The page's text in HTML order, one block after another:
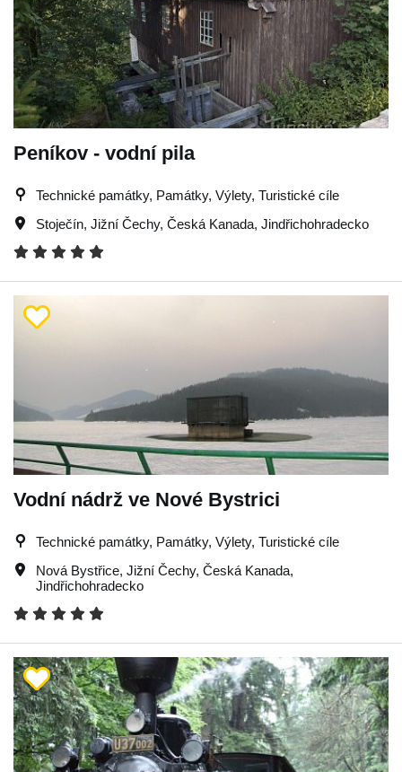
Peníkov - vodní pila
Technické památky, Památky, Výlety, Turistické cíle
Stoječín, Jižní Čechy, Česká Kanada, Jindřichohradecko
Vodní nádrž ve Nové Bystrici
Technické památky, Památky, Výlety, Turistické cíle
Nová Bystřice, Jižní Čechy, Česká Kanada,
Jindřichohradecko